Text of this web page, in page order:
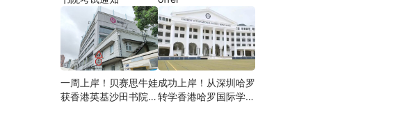
一周上岸！贝赛思牛娃
获香港英基沙田书院录
成功上岸！从深圳哈罗
转学香港哈罗国际学